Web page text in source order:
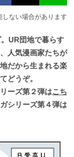
ない場合があります
UR団地で暮らす
人気漫画家たちが
だから生まれる楽
どうぞ。
ーズ第２弾はこち
シリーズ第４弾は